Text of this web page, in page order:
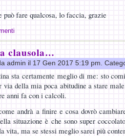
può fare qualcosa, lo faccia, grazie
clausola…
admin il 17 Gen 2017 5:19 pm.
sta certamente meglio di me: sto
via della mia poca abitudine a stare
anni fa con i calcoli.
andrà a finire e cosa dovrò
situazione è che sono super
vita, ma se stessi meglio sarei più